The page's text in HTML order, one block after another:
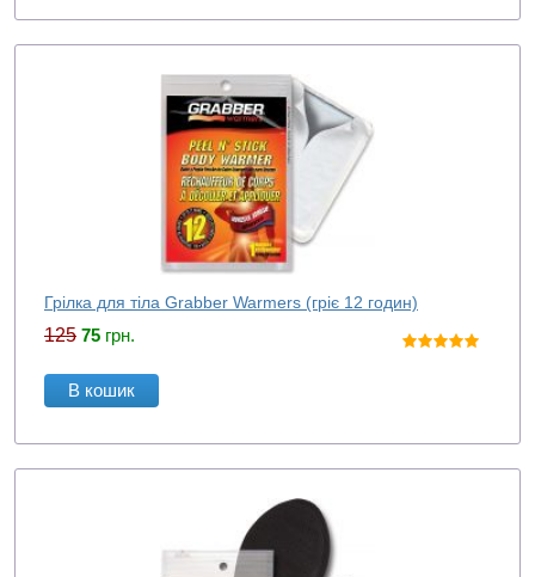
Грілка для тіла Grabber Warmers (гріє 12 годин)
125 75 грн.
В кошик